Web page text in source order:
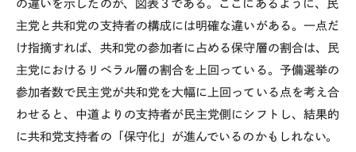
の違いを示したのが、図表３である。ここにあるように、民
主党と共和党の支持者の構成には明確な違いがある。一点だ
け指摘すれば、共和党の参加者に占める保守層の割合は、民
主党におけるリベラル層の割合を上回っている。予備選挙の
参加者数で民主党が共和党を大幅に上回っている点を考え合
わせると、中道よりの支持者が民主党側にシフトし、結果的
に共和党支持者の「保守化」が進んでいるのかもしれない。